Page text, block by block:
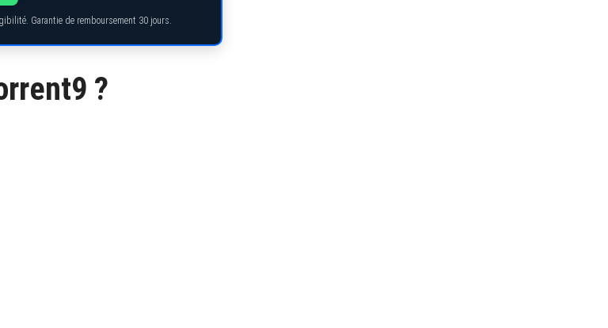
Garantie de remboursement 30 jours.
?